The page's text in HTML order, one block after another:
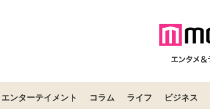
エンターテイメント コラム ライフ ビジネス